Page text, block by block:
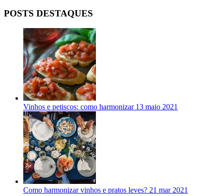
POSTS DESTAQUES
Vinhos e petiscos: como harmonizar 13 maio 2021
Como harmonizar vinhos e pratos leves? 21 mar 2021